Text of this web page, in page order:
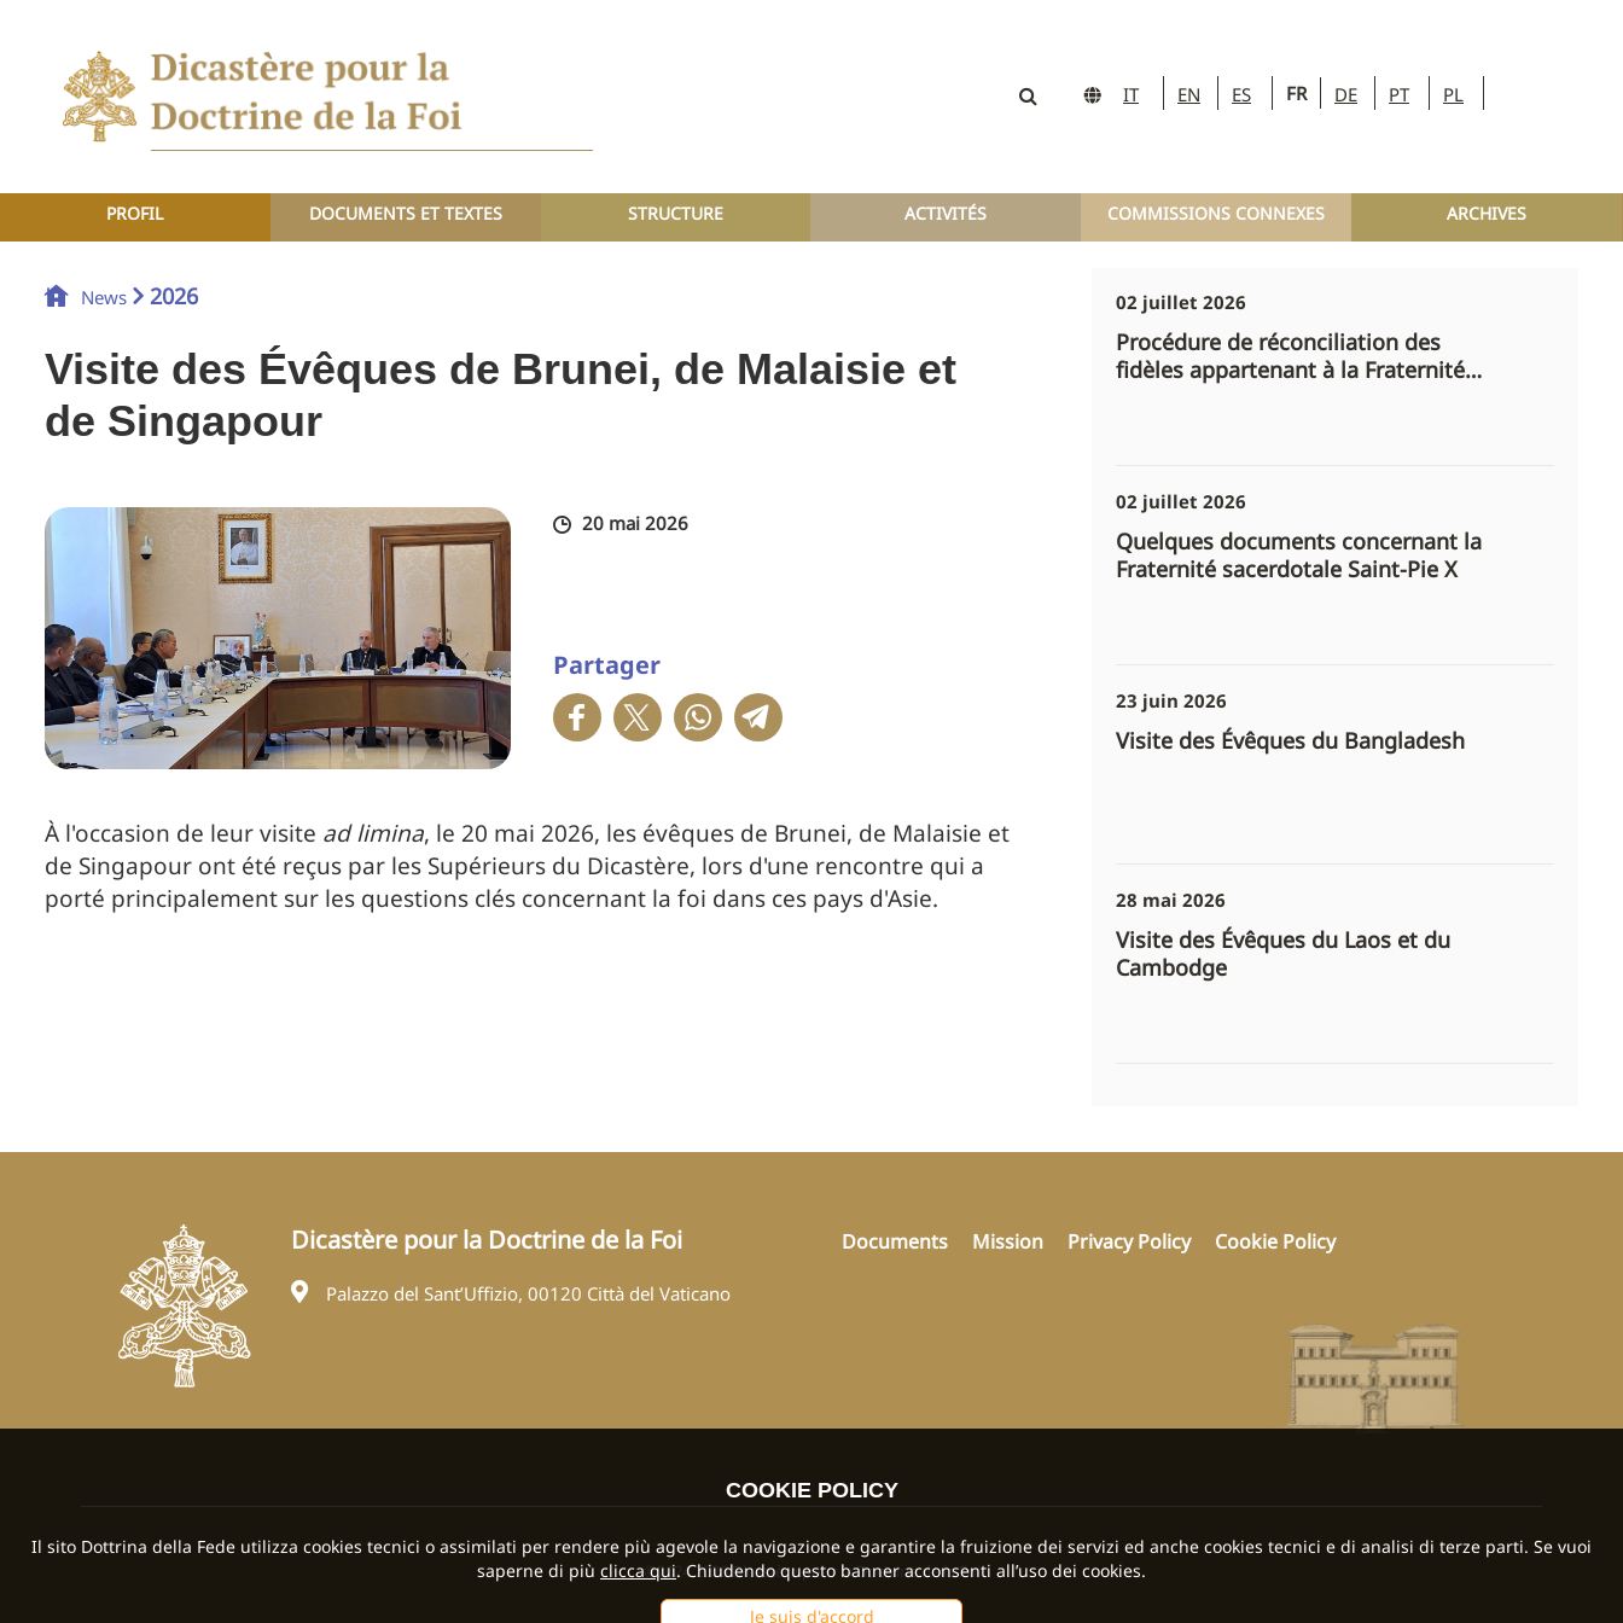
IT EN ES FR DE PT PL
PROFIL DOCUMENTS ET TEXTES STRUCTURE ACTIVITÉS COMMISSIONS CONNEXES ARCHIVES
News 2026
Visite des Évêques de Brunei, de Malaisie et
de Singapour
20 mai 2026
Partager
À l'occasion de leur visite ad limina, le 20 mai 2026, les évêques de Brunei, de Malaisie et
de Singapour ont été reçus par les Supérieurs du Dicastère, lors d'une rencontre qui a
porté principalement sur les questions clés concernant la foi dans ces pays d'Asie.
02 juillet 2026
Procédure de réconciliation des
fidèles appartenant à la Fraternité
02 juillet 2026
Quelques documents concernant la
Fraternité sacerdotale Saint-Pie X
23 juin 2026
Visite des Évêques du Bangladesh
28 mai 2026
Visite des Évêques du Laos et du
Cambodge
Dicastère pour la Doctrine de la Foi
Palazzo del Sant’Uffizio, 00120 Città del Vaticano
Documents Mission Privacy Policy Cookie Policy
©2024 2026 Dicastère pour la Doctrine de la Foi
COOKIE POLICY
Il sito Dottrina della Fede utilizza cookies tecnici o assimilati per rendere più agevole la navigazione e garantire la fruizione dei servizi ed anche cookies tecnici e di analisi di terze parti. Se vuoi
saperne di più clicca qui. Chiudendo questo banner acconsenti all’uso dei cookies.
Je suis d'accord